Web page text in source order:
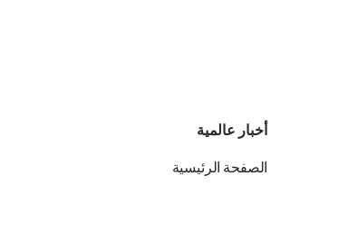
أخبار عالمية
الصفحة الرئيسية